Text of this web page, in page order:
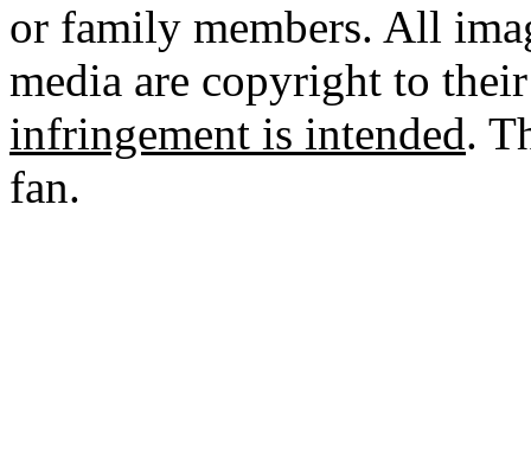
or family members. All
media are copyright to
infringement is intended.
fan.